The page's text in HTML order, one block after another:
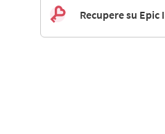
Recupere su Epic